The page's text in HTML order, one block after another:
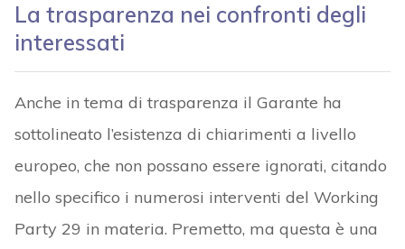
La trasparenza nei confronti degli
interessati
Anche in tema di trasparenza il Garante ha
sottolineato l’esistenza di chiarimenti a livello
europeo, che non possano essere ignorati, citando
nello specifico i numerosi interventi del Working
Party 29 in materia. Premetto, ma questa è una